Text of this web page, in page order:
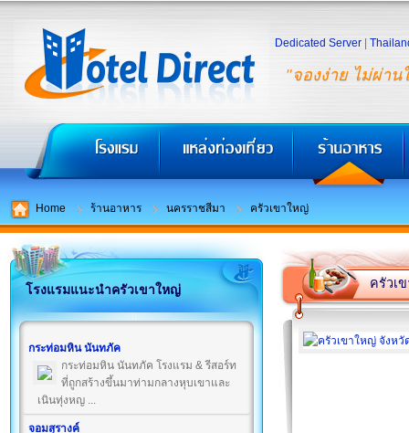
"จองง่าย ไม่ผ่าน
Dedicated Server
Home ร้านอาหาร นครราชสีมา ครัวเขาใหญ่
โรงแรมแนะนำครัวเขาใหญ่
กระท่อมหิน นันทภัค
กระท่อมหิน นันทภัค โรงแรม & รีสอร์ท
ที่ถูกสร้างขึ้นมาท่ามกลางหุบเขาและ
เนินทุ่งหญ ...
จอมสุรางค์
ครัวเ